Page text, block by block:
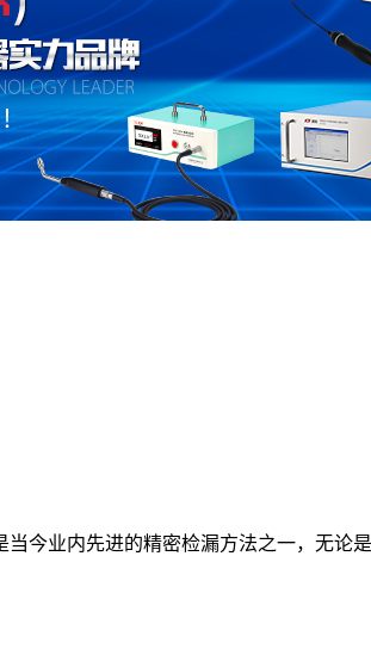
今业内先进的精密检漏方法之一，无论